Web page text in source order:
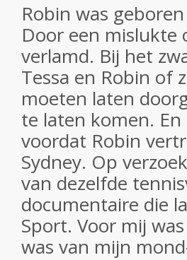
Robin was
Door een mislukte
verlamd. Bij het
Tessa en Robin of
moeten laten
te laten komen.
voordat Robin
Sydney. Op
van dezelfde
documentaire die
Sport. Voor mij
was van mijn